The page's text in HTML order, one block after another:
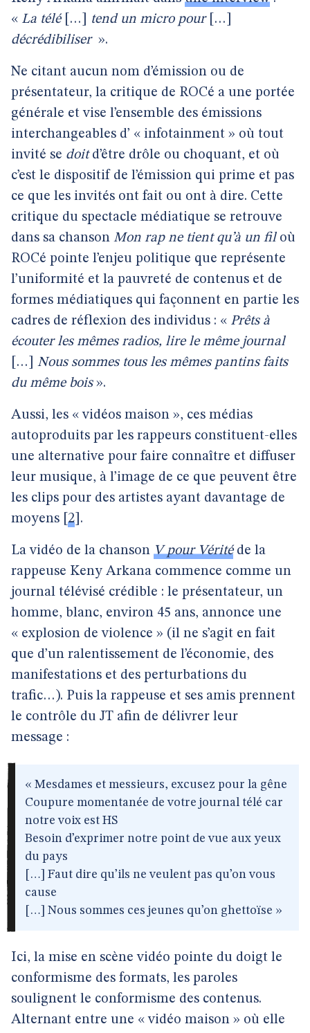
« La télé […] tend un micro pour […]
décrédibiliser ».
Ne citant aucun nom d’émission ou de
présentateur, la critique de ROCé a une portée
générale et vise l’ensemble des émissions
interchangeables d’ « infotainment » où tout
invité se doitd’être drôle ou choquant, et où
c’est le dispositif de l’émission qui prime et pas
ce que les invités ont fait ou ont à dire. Cette
critique du spectacle médiatique se retrouve
dans sa chanson Mon rap ne tient qu’à un filoù
ROCé pointe l’enjeu politique que représente
l’uniformité et la pauvreté de contenus et de
formes médiatiques qui façonnent en partie les
cadres de réflexion des individus : « Prêts à
écouter les mêmes radios, lire le même journal
[…] Nous sommes tous les mêmes pantins faits
du même bois».
Aussi, les « vidéos maison », ces médias
autoproduits par les rappeurs constituent-elles
une alternative pour faire connaître et diffuser
leur musique, à l’image de ce que peuvent être
les clips pour des artistes ayant davantage de
moyens 2 .
La vidéo de la chanson V pour Véritéde la
rappeuse Keny Arkana commence comme un
journal télévisé crédible : le présentateur, un
homme, blanc, environ 45 ans, annonce une
« explosion de violence » (il ne s’agit en fait
que d’un ralentissement de l’économie, des
manifestations et des perturbations du
trafic…). Puis la rappeuse et ses amis prennent
le contrôle du JT afin de délivrer leur
message :
« Mesdames et messieurs, excusez pour la gêne
Coupure momentanée de votre journal télé car
notre voix est HS
Besoin d’exprimer notre point de vue aux yeux
du pays
[…] Faut dire qu’ils ne veulent pas qu’on vous
cause
[…] Nous sommes ces jeunes qu’on ghettoïse »
Ici, la mise en scène vidéo pointe du doigt le
conformisme des formats, les paroles
soulignent le conformisme des contenus.
Alternant entre une « vidéo maison » où elle